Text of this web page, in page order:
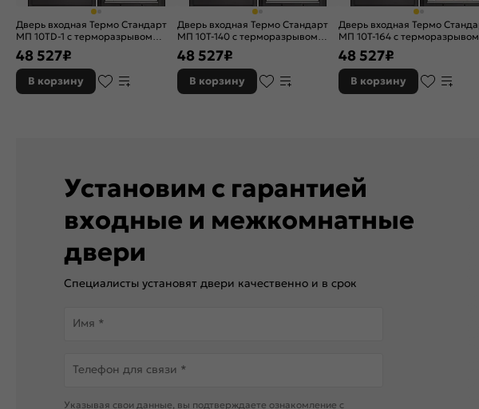
Дверь входная Термо Стандарт
МП 10TD-1 с терморазрывом
Шоколад букле/Белый ларче, 2
замка, с ночной задвижкой
48 527₽
В корзину
Дверь входная Термо Стандарт
МП 10T-140 с терморазрывом
Шоколад букле/Белый ларче, 2
замка, с ночной задвижкой
48 527₽
В корзину
Дверь входная Термо
МП 10T-164 с терморазрывом
Шоколад букле/Белый ларче,
замка, с ночной задвижкой
48 527₽
В корзину
Установим с гарантией
входные и межкомнатные
двери
Специалисты установят двери качественно и в срок
Имя *
Телефон для связи *
Указывая свои данные, вы подтверждаете ознакомление c